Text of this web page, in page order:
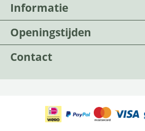
Contact
Informatie
Openingstijden